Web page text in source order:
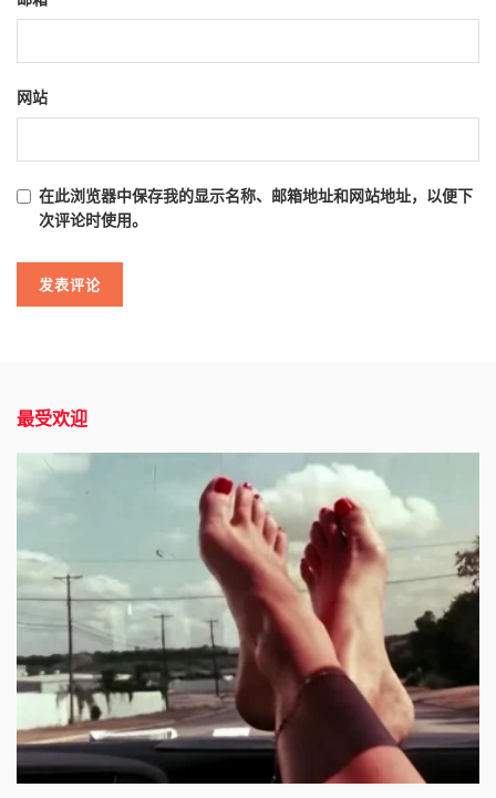
网站
在此浏览器中保存我的显示名称、邮箱地址和网站地址，以便下
次评论时使用。
最受欢迎